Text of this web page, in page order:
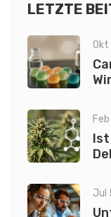
LETZTE
Okt
Ist
Jul